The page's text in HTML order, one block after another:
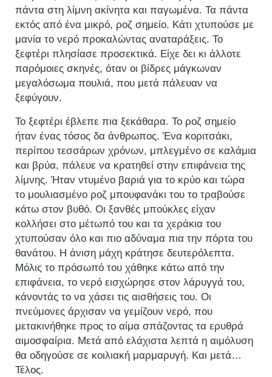
πάντα στη λίμνη ακίνητα και παγωμένα. Τα πάντα
εκτός από ένα μικρό, ροζ σημείο. Κάτι χτυπούσε με
μανία το νερό προκαλώντας αναταράξεις. Το
ξεφτέρι πλησίασε προσεκτικά. Είχε δει κι άλλοτε
παρόμοιες σκηνές, όταν οι βίδρες μάγκωναν
μεγαλόσωμα πουλιά, που μετά πάλευαν να
ξεφύγουν.
Το ξεφτέρι έβλεπε πια ξεκάθαρα. Το ροζ σημείο
ήταν ένας τόσος δα άνθρωπος. Ένα κοριτσάκι,
περίπου τεσσάρων χρόνων, μπλεγμένο σε καλάμια
και βρύα, πάλευε να κρατηθεί στην επιφάνεια της
λίμνης. Ήταν ντυμένο βαριά για το κρύο και τώρα
το μουλιασμένο ροζ μπουφανάκι του το τραβούσε
κάτω στον βυθό. Οι ξανθές μπούκλες είχαν
κολλήσει στο μέτωπό του και τα χεράκια του
χτυπούσαν όλο και πιο αδύναμα πια την πόρτα του
θανάτου. Η άνιση μάχη κράτησε δευτερόλεπτα.
Μόλις το πρόσωπό του χάθηκε κάτω από την
επιφάνεια, το νερό εισχώρησε στον λάρυγγά του,
κάνοντάς το να χάσει τις αισθήσεις του. Οι
πνεύμονες άρχισαν να γεμίζουν νερό, που
μετακινήθηκε προς το αίμα σπάζοντας τα ερυθρά
αιμοσφαίρια. Μετά από ελάχιστα λεπτά η αιμόλυση
θα οδηγούσε σε κοιλιακή μαρμαρυγή. Και μετά…
Τέλος.